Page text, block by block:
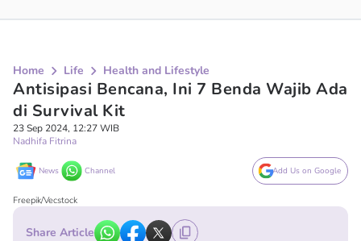
Home Life Health and Lifestyle
Antisipasi Bencana, Ini 7 Benda Wajib Ada
di Survival Kit
23 Sep 2024, 12:27 WIB
Nadhifa Fitrina
News Channel Add Us on Google
Freepik/Vecstock
Share Article